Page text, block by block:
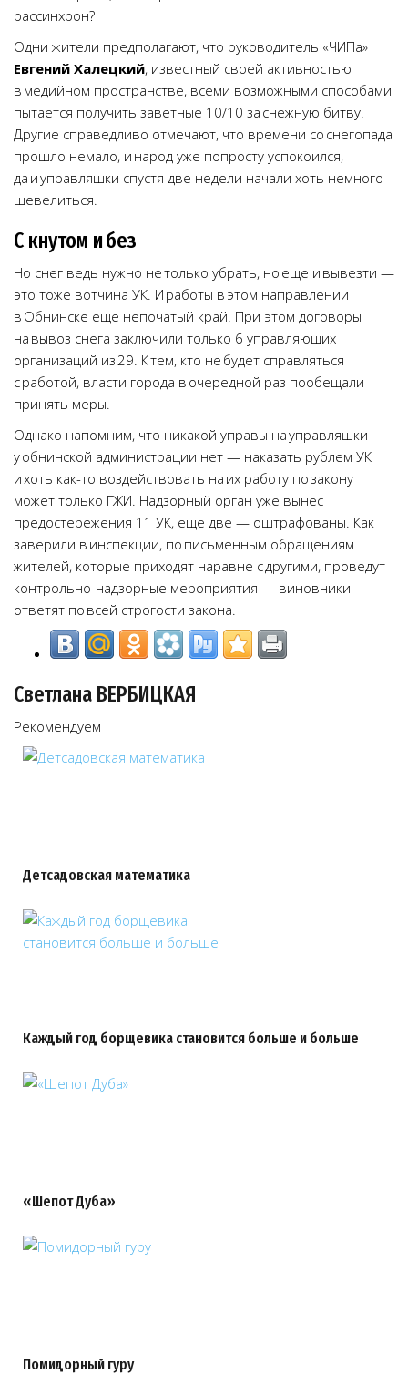
рассинхрон?
Одни жители предполагают, что руководитель «ЧИПа»
Евгений Халецкий, известный своей активностью
в медийном пространстве, всеми возможными способами
пытается получить заветные 10/10 за снежную битву.
Другие справедливо отмечают, что времени со снегопада
прошло немало, и народ уже попросту успокоился,
да и управляшки спустя две недели начали хоть немного
шевелиться.
С кнутом и без
Но снег ведь нужно не только убрать, но еще и вывезти —
это тоже вотчина УК. И работы в этом направлении
в Обнинске еще непочатый край. При этом договоры
на вывоз снега заключили только 6 управляющих
организаций из 29. К тем, кто не будет справляться
с работой, власти города в очередной раз пообещали
принять меры.
Однако напомним, что никакой управы на управляшки
у обнинской администрации нет — наказать рублем УК
и хоть как-то воздействовать на их работу по закону
может только ГЖИ. Надзорный орган уже вынес
предостережения 11 УК, еще две — оштрафованы. Как
заверили в инспекции, по письменным обращениям
жителей, которые приходят наравне с другими, проведут
контрольно-надзорные мероприятия — виновники
ответят по всей строгости закона.
Светлана ВЕРБИЦКАЯ
Рекомендуем
Детсадовская математика
Каждый год борщевика становится больше и больше
«Шепот Дуба»
Помидорный гуру